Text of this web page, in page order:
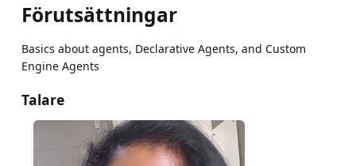
Förutsättningar
Basics about agents, Declarative Agents, and Custom
Engine Agents
Talare